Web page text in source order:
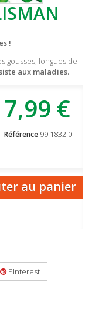
!
gousses, longues de
aux maladies.
7,99 €
Référence 99.1832.0
au panier
Pinterest